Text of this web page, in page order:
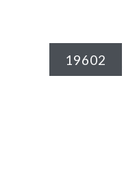
19602